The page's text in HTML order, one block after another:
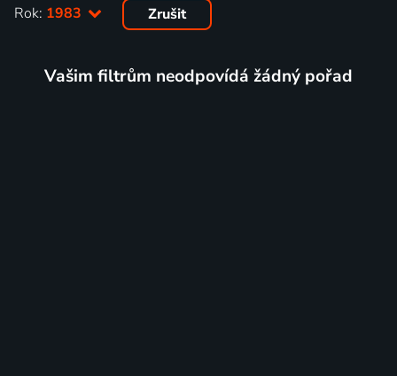
Rok: 1983 Zrušit
Vašim filtrům neodpovídá žádný pořad